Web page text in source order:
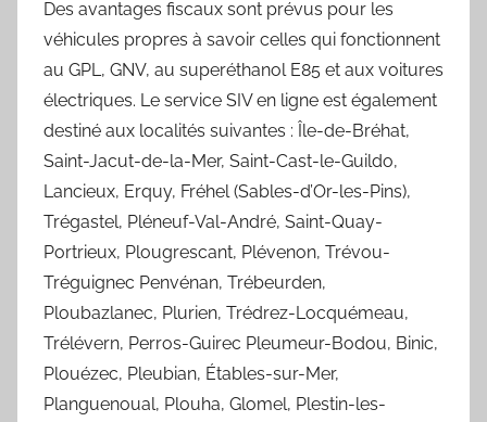
Des avantages fiscaux sont prévus pour les
véhicules propres à savoir celles qui fonctionnent
au GPL, GNV, au superéthanol E85 et aux voitures
électriques. Le service SIV en ligne est également
destiné aux localités suivantes : Île-de-Bréhat,
Saint-Jacut-de-la-Mer, Saint-Cast-le-Guildo,
Lancieux, Erquy, Fréhel (Sables-d’Or-les-Pins),
Trégastel, Pléneuf-Val-André, Saint-Quay-
Portrieux, Plougrescant, Plévenon, Trévou-
Tréguignec Penvénan, Trébeurden,
Ploubazlanec, Plurien, Trédrez-Locquémeau,
Trélévern, Perros-Guirec Pleumeur-Bodou, Binic,
Plouézec, Pleubian, Étables-sur-Mer,
Planguenoual, Plouha, Glomel, Plestin-les-